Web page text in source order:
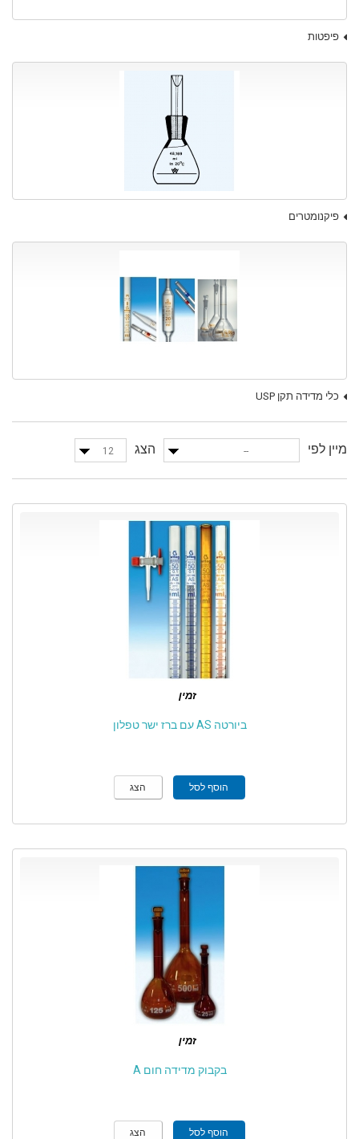
פיפטות
פיקנומטרים
כלי מדידה תקן USP
מיין לפי -- הצג 12
זמין
ביורטה AS עם ברז ישר טפלון
הוסף לסל הצג
זמין
בקבוק מדידה חום A
הוסף לסל הצג